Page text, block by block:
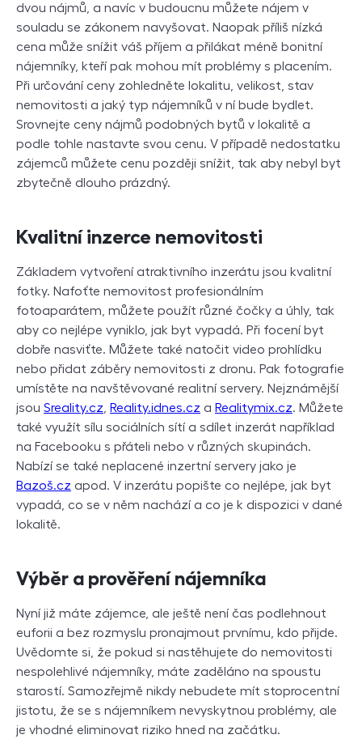
dvou nájmů, a navíc v budoucnu můžete nájem v
souladu se zákonem navyšovat. Naopak příliš nízká
cena může snížit váš příjem a přilákat méně bonitní
nájemníky, kteří pak mohou mít problémy s placením.
Při určování ceny zohledněte lokalitu, velikost, stav
nemovitosti a jaký typ nájemníků v ní bude bydlet.
Srovnejte ceny nájmů podobných bytů v lokalitě a
podle tohle nastavte svou cenu. V případě nedostatku
zájemců můžete cenu později snížit, tak aby nebyl byt
zbytečně dlouho prázdný.
Kvalitní inzerce nemovitosti
Základem vytvoření atraktivního inzerátu jsou kvalitní
fotky. Nafoťte nemovitost profesionálním
fotoaparátem, můžete použít různé čočky a úhly, tak
aby co nejlépe vyniklo, jak byt vypadá. Při focení byt
dobře nasviťte. Můžete také natočit video prohlídku
nebo přidat záběry nemovitosti z dronu. Pak fotografie
umístěte na navštěvované realitní servery. Nejznámější
jsou Sreality.cz Reality.idnes.cz a Realitymix.cz. Můžete
také využít sílu sociálních sítí a sdílet inzerát například
na Facebooku s přáteli nebo v různých skupinách.
Nabízí se také neplacené inzertní servery jako je
Bazoš.cz apod. V inzerátu popište co nejlépe, jak byt
vypadá, co se v něm nachází a co je k dispozici v dané
lokalitě.
Výběr a prověření nájemníka
Nyní již máte zájemce, ale ještě není čas podlehnout
euforii a bez rozmyslu pronajmout prvnímu, kdo přijde.
Uvědomte si, že pokud si nastěhujete do nemovitosti
nespolehlivé nájemníky, máte zaděláno na spoustu
starostí. Samozřejmě nikdy nebudete mít stoprocentní
jistotu, že se s nájemníkem nevyskytnou problémy, ale
je vhodné eliminovat riziko hned na začátku.